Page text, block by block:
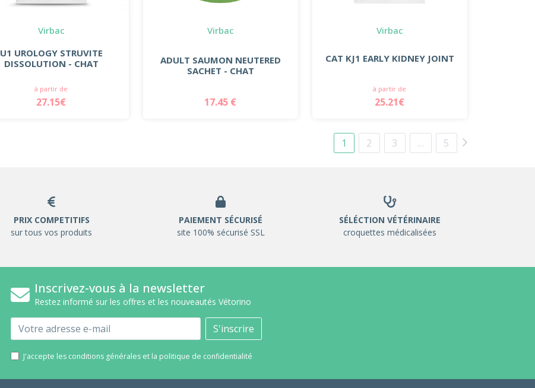
Virbac
U1 UROLOGY STRUVITE
DISSOLUTION - CHAT
à partir de
27.15€
Virbac
ADULT SAUMON NEUTERED
SACHET - CHAT
17.45 €
Virbac
CAT KJ1 EARLY KIDNEY JOINT
à partir de
25.21€
1 2 3 … 5
PRIX COMPETITIFS
sur tous vos produits
PAIEMENT SÉCURISÉ
site 100% sécurisé SSL
SÉLÉCTION VÉTÉRINAIRE
croquettes médicalisées
Inscrivez-vous à la newsletter
Restez informé sur les offres et les nouveautés Vétorino
Email S'inscrire
J'accepte les conditions générales et la politique de confidentialité